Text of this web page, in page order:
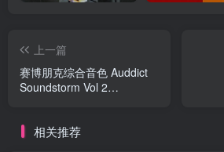
上一篇
赛博朋克综合音色 Auddict
Soundstorm Vol 2
相关推荐